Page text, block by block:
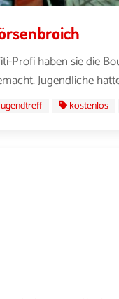
Profi haben sie die
Jugendliche
kostenlos